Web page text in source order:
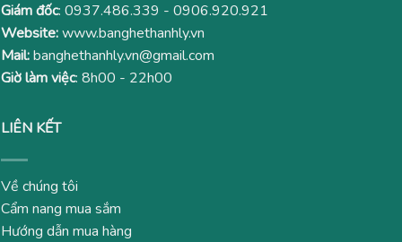
Giám đốc: 0937.486.339 - 0906.920.921
Website:www.banghethanhly.vn
Mail:banghethanhly.vn@gmail.com
Giờ làm việc: 8h00 - 22h00
LIÊN KẾT
Về chúng tôi
Cẩm nang mua sắm
Hướng dẫn mua hàng